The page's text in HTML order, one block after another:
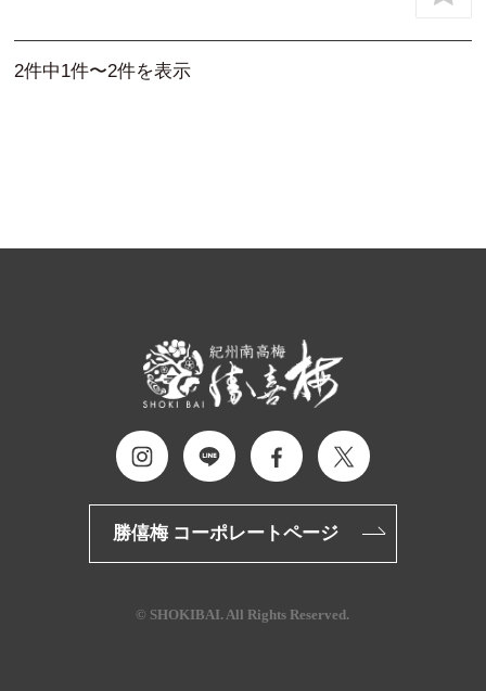
2件中1件〜2件を表示
勝僖梅 コーポレートページ
© SHOKIBAI. All Rights Reserved.